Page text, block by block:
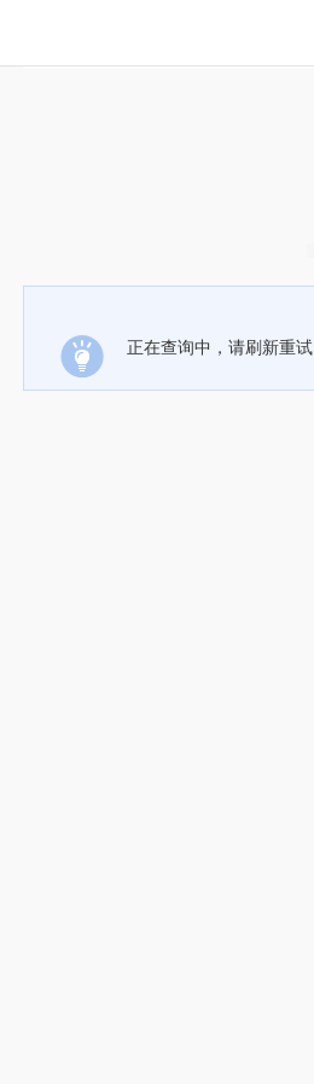
正在查询中，请刷新重试